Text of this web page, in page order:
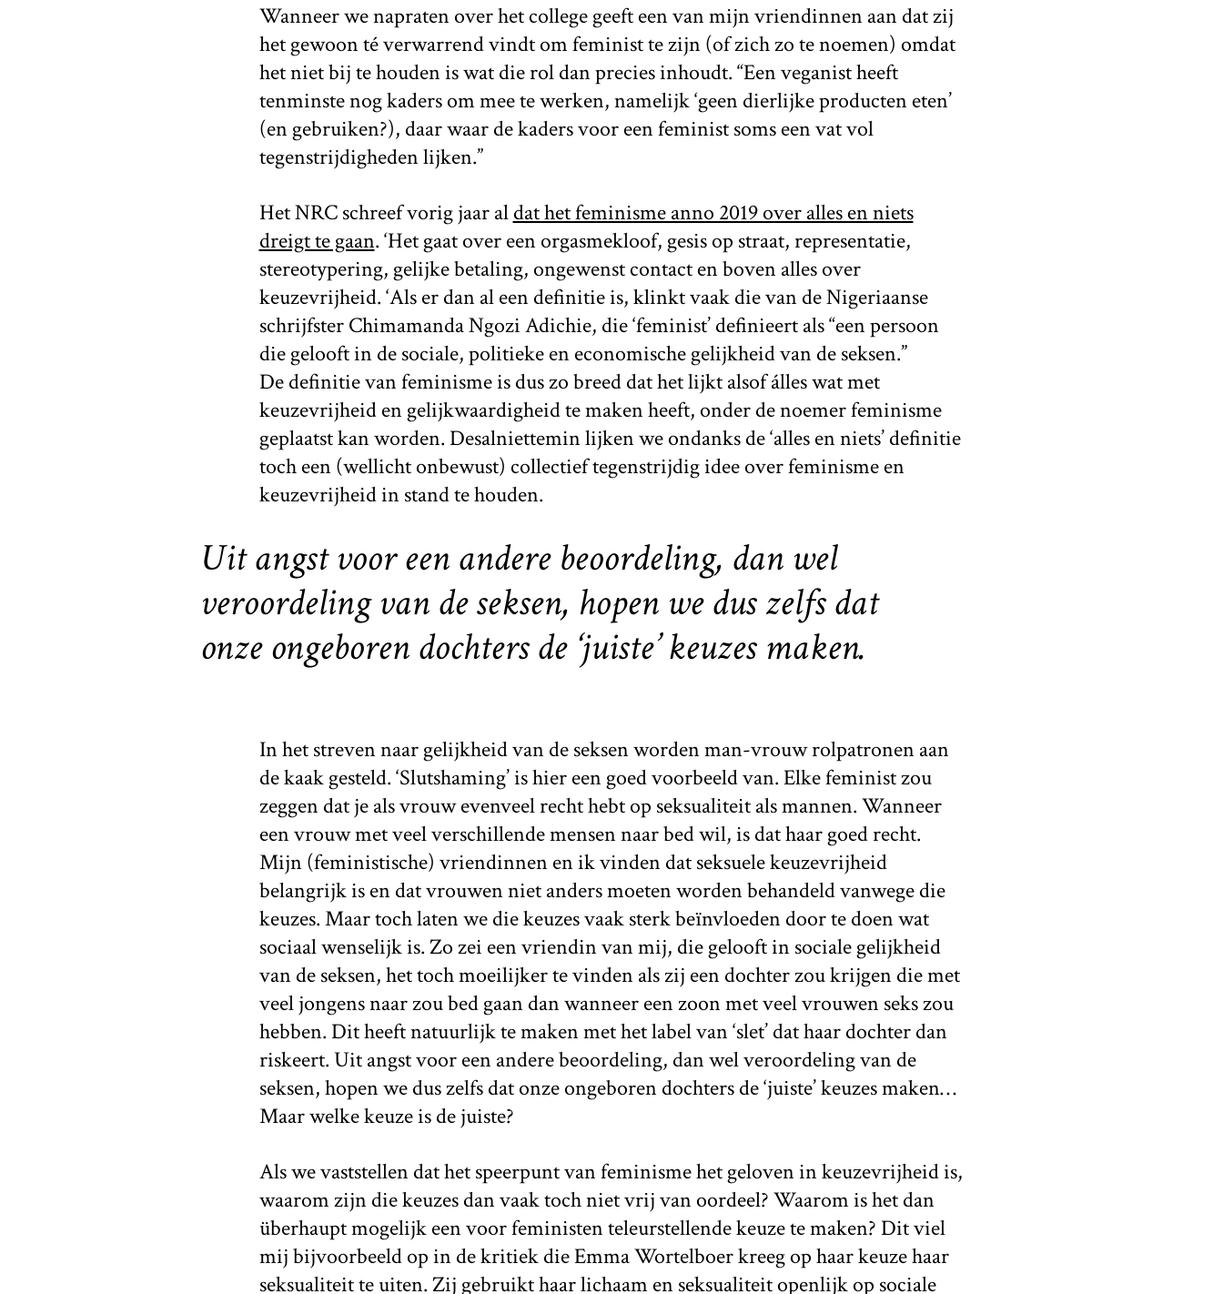
Wanneer we napraten over het college geeft een van mijn vriendinnen aan dat zij
het gewoon té verwarrend vindt om feminist te zijn (of zich zo te noemen) omdat
het niet bij te houden is wat die rol dan precies inhoudt. “Een veganist heeft
tenminste nog kaders om mee te werken, namelijk ‘geen dierlijke producten eten’
(en gebruiken?), daar waar de kaders voor een feminist soms een vat vol
tegenstrijdigheden lijken.”
Het NRC schreef vorig jaar aldat het feminisme anno 2019 over alles en niets
dreigt te gaan. ‘Het gaat over een orgasmekloof, gesis op straat, representatie,
stereotypering, gelijke betaling, ongewenst contact en boven alles over
keuzevrijheid. ‘Als er dan al een definitie is, klinkt vaak die van de Nigeriaanse
schrijfster Chimamanda Ngozi Adichie, die ‘feminist’ definieert als “een persoon
die gelooft in de sociale, politieke en economische gelijkheid van de seksen.”
De definitie van feminisme is dus zo breed dat het lijkt alsof álles wat met
keuzevrijheid en gelijkwaardigheid te maken heeft, onder de noemer feminisme
geplaatst kan worden. Desalniettemin lijken we ondanks de ‘alles en niets’ definitie
toch een (wellicht onbewust) collectief tegenstrijdig idee over feminisme en
keuzevrijheid in stand te houden.
Uit angst voor een andere beoordeling, dan wel
veroordeling van de seksen, hopen we dus zelfs dat
onze ongeboren dochters de ‘juiste’ keuzes maken.
In het streven naar gelijkheid van de seksen worden man-vrouw rolpatronen aan
de kaak gesteld. ‘Slutshaming’ is hier een goed voorbeeld van. Elke feminist zou
zeggen dat je als vrouw evenveel recht hebt op seksualiteit als mannen. Wanneer
een vrouw met veel verschillende mensen naar bed wil, is dat haar goed recht.
Mijn (feministische) vriendinnen en ik vinden dat seksuele keuzevrijheid
belangrijk is en dat vrouwen niet anders moeten worden behandeld vanwege die
keuzes. Maar toch laten we die keuzes vaak sterk beïnvloeden door te doen wat
sociaal wenselijk is. Zo zei een vriendin van mij, die gelooft in sociale gelijkheid
van de seksen, het toch moeilijker te vinden als zij een dochter zou krijgen die met
veel jongens naar zou bed gaan dan wanneer een zoon met veel vrouwen seks zou
hebben. Dit heeft natuurlijk te maken met het label van ‘slet’ dat haar dochter dan
riskeert. Uit angst voor een andere beoordeling, dan wel veroordeling van de
seksen, hopen we dus zelfs dat onze ongeboren dochters de ‘juiste’ keuzes maken…
Maar welke keuze is de juiste?
Als we vaststellen dat het speerpunt van feminisme het geloven in keuzevrijheid is,
waarom zijn die keuzes dan vaak toch niet vrij van oordeel? Waarom is het dan
überhaupt mogelijk een voor feministen teleurstellende keuze te maken? Dit viel
mij bijvoorbeeld op in de kritiek die Emma Wortelboer kreeg op haar keuze haar
seksualiteit te uiten. Zij gebruikt haar lichaam en seksualiteit openlijk op sociale